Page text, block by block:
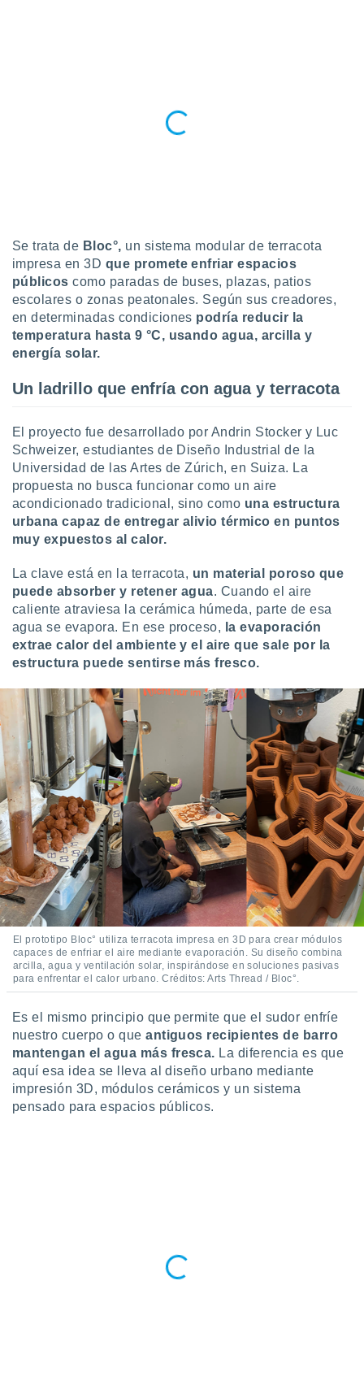
cookies
aceptar
de
sitio
te
sean
el sitio
se
para
ni para
o
no
Puedes
acceder a
web a
abono
únicos
similares
como
este sitio
IP
de
posible
traten tus
en
a lo que
su
u
datos
momento
en
en
Se trata de Bloc°, un sistema modular de terracota
impresa en 3D que promete enfriar espacios
públicos como paradas de buses, plazas, patios
escolares o zonas peatonales. Según sus creadores,
en determinadas condiciones podría reducir la
temperatura hasta 9 °C, usando agua, arcilla y
energía solar.
Un ladrillo que enfría con agua y terracota
El proyecto fue desarrollado por Andrin Stocker y Luc
Schweizer, estudiantes de Diseño Industrial de la
Universidad de las Artes de Zúrich, en Suiza. La
propuesta no busca funcionar como un aire
acondicionado tradicional, sino como una estructura
urbana capaz de entregar alivio térmico en puntos
muy expuestos al calor.
La clave está en la terracota, un material poroso que
puede absorber y retener agua. Cuando el aire
caliente atraviesa la cerámica húmeda, parte de esa
agua se evapora. En ese proceso, la evaporación
extrae calor del ambiente y el aire que sale por la
estructura puede sentirse más fresco.
El prototipo Bloc° utiliza terracota impresa en 3D para crear módulos
capaces de enfriar el aire mediante evaporación. Su diseño combina
arcilla, agua y ventilación solar, inspirándose en soluciones pasivas
para enfrentar el calor urbano. Créditos: Arts Thread / Bloc°.
Es el mismo principio que permite que el sudor enfríe
nuestro cuerpo o queantiguos recipientes de barro
mantengan el agua más fresca. La diferencia es que
aquí esa idea se lleva al diseño urbano mediante
impresión 3D, módulos cerámicos y un sistema
pensado para espacios públicos.